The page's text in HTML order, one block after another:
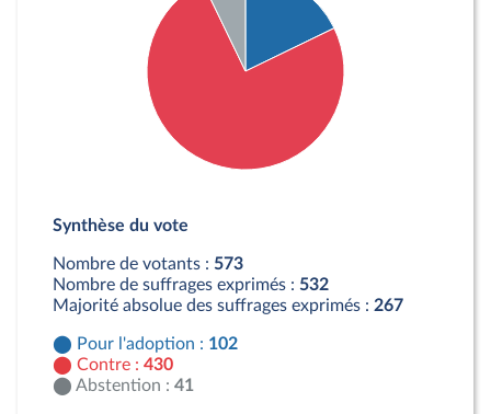
Contre : 430 députés
Synthèse du vote
Nombre de votants : 573
Nombre de suffrages exprimés : 532
Majorité absolue des suffrages exprimés : 267
Pour l'adoption : 102
Contre : 430
Abstention : 41